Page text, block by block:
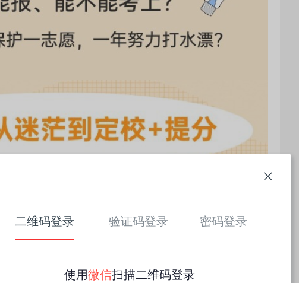
二维码登录 验证码登录 密码登录
使用微信扫描二维码登录